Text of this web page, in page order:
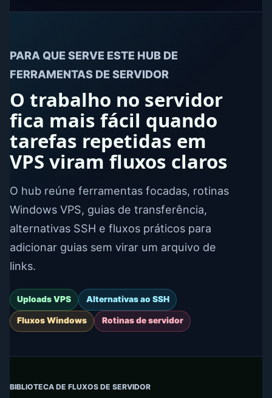
PARA QUE SERVE ESTE HUB DE
FERRAMENTAS DE SERVIDOR
O trabalho no servidor
fica mais fácil quando
tarefas repetidas em
VPS viram fluxos claros
O hub reúne ferramentas focadas, rotinas
Windows VPS, guias de transferência,
alternativas SSH e fluxos práticos para
adicionar guias sem virar um arquivo de
links.
Uploads VPS Alternativas ao SSH
Fluxos Windows Rotinas de servidor
BIBLIOTECA DE FLUXOS DE SERVIDOR